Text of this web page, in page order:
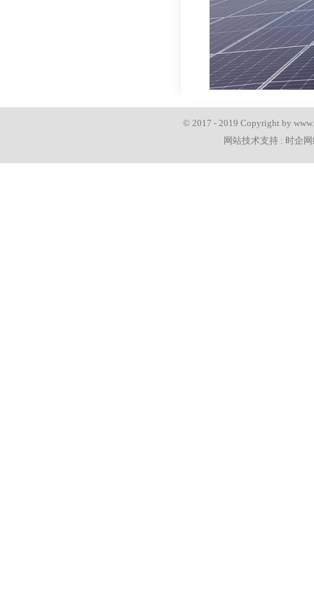
© 2017 - 2019 Copyright by
网站技术支持 : 时企